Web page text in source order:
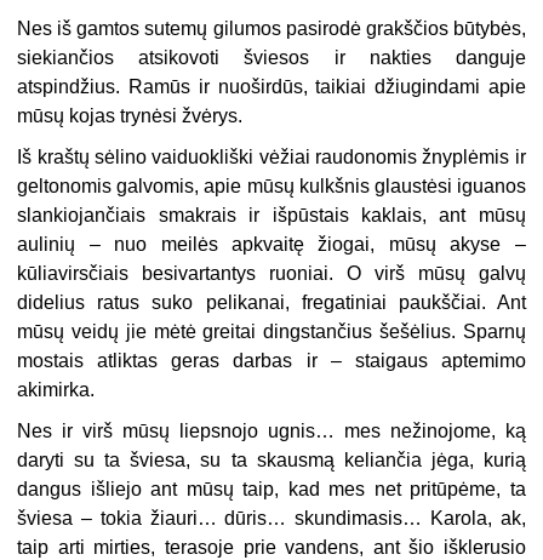
Nes iš gamtos sutemų gilumos pasirodė grakščios būtybės,
siekiančios atsikovoti šviesos ir nakties danguje
atspindžius. Ramūs ir nuoširdūs, taikiai džiugindami apie
mūsų kojas trynėsi žvėrys.
Iš kraštų sėlino vaiduokliški vėžiai raudonomis žnyplėmis ir
geltonomis galvomis, apie mūsų kulkšnis glaustėsi iguanos
slankiojančiais smakrais ir išpūstais kaklais, ant mūsų
aulinių – nuo meilės apkvaitę žiogai, mūsų akyse –
kūliavirsčiais besivartantys ruoniai. O virš mūsų galvų
didelius ratus suko pelikanai, fregatiniai paukščiai. Ant
mūsų veidų jie mėtė greitai dingstančius šešėlius. Sparnų
mostais atliktas geras darbas ir – staigaus aptemimo
akimirka.
Nes ir virš mūsų liepsnojo ugnis… mes nežinojome, ką
daryti su ta šviesa, su ta skausmą keliančia jėga, kurią
dangus išliejo ant mūsų taip, kad mes net pritūpėme, ta
šviesa – tokia žiauri… dūris… skundimasis… Karola, ak,
taip arti mirties, terasoje prie vandens, ant šio išklerusio